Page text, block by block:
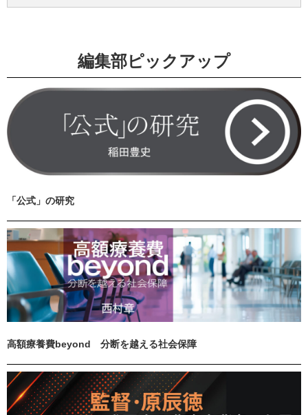
編集部ピックアップ
「公式」の研究
高額療養費beyond 分断を越える社会保障